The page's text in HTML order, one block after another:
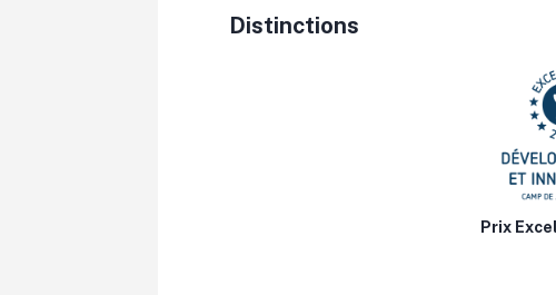
Distinctions
Prix